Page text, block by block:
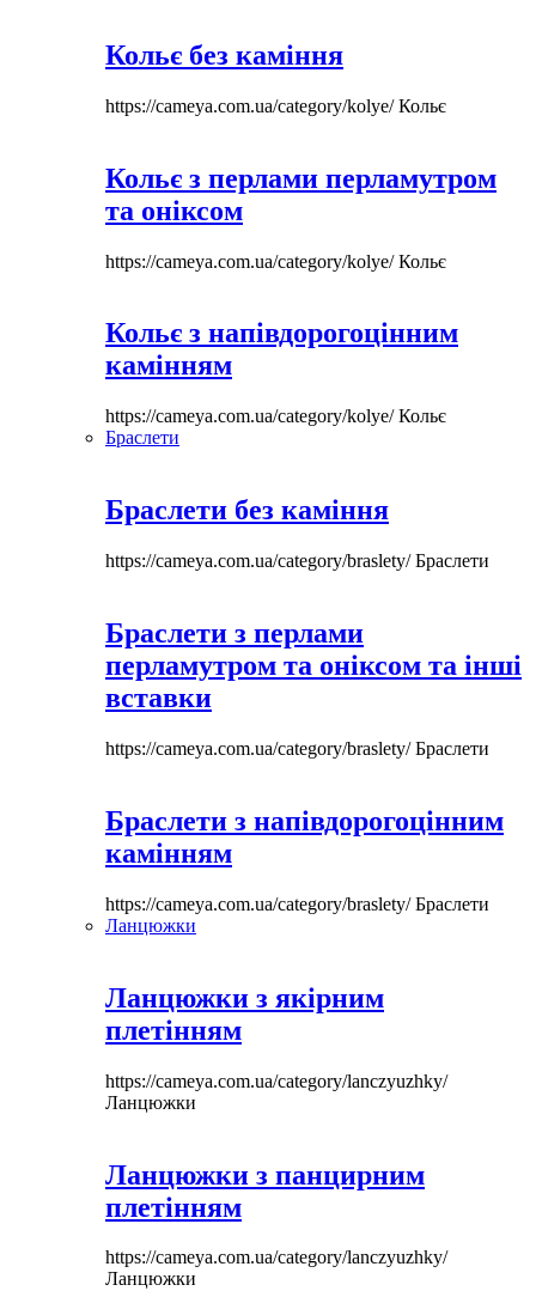
Кольє без каміння
https://cameya.com.ua/category/kolye/Кольє
Кольє з перлами перламутром
та оніксом
https://cameya.com.ua/category/kolye/Кольє
Кольє з напівдорогоцінним
камінням
https://cameya.com.ua/category/kolye/Кольє
Браслети
Браслети без каміння
https://cameya.com.ua/category/braslety/Браслети
Браслети з перлами
перламутром та оніксом та інші
вставки
https://cameya.com.ua/category/braslety/Браслети
Браслети з напівдорогоцінним
камінням
https://cameya.com.ua/category/braslety/Браслети
Ланцюжки
Ланцюжки з якірним
плетінням
https://cameya.com.ua/category/lanczyuzhky/
Ланцюжки
Ланцюжки з панцирним
плетінням
https://cameya.com.ua/category/lanczyuzhky/
Ланцюжки